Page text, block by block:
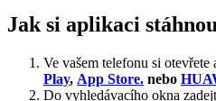
Jak si aplikaci
Ve vašem telefonu si otevřete
Play, App Store. nebo
Do vyhledávacího okna